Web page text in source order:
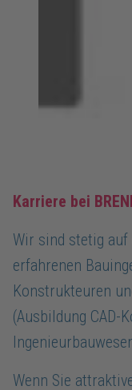
Karriere bei
Wir sind stetig
erfahrenen
Konstrukteuren
(Ausbildung CAD-
Wenn Sie